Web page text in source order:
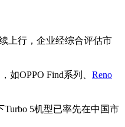
上行，企业经综合评估市
OPPO Find系列、 Reno
5机型已率先在中国市